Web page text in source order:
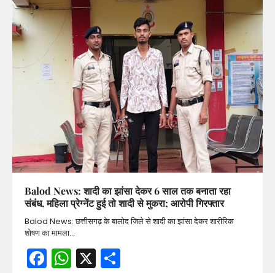
Balod News: शादी का झांसा देकर 6 साल तक बनाता रहा
संबंध, महिला प्रेग्नेंट हुई तो शादी से मुकरा; आरोपी गिरफ्तार
Balod News: छत्तीसगढ़ के बालोद जिले से शादी का झांसा देकर शारीरिक
शोषण का मामला…
Facebook
WhatsApp
X